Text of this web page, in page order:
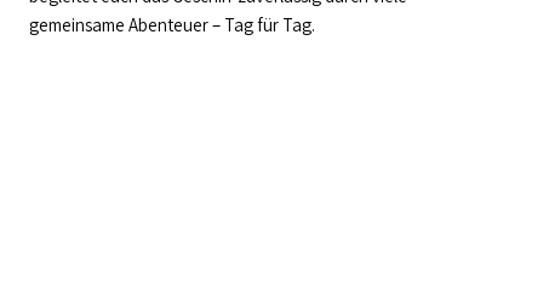
gemeinsame Abenteuer – Tag für Tag.